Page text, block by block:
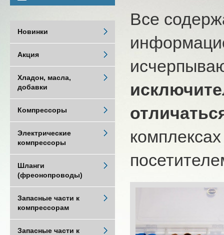
Все
Новинки
Акция
Хладон, масла,
добавки
Компрессоры
Электрические
компрессоры
Шланги
(фреонопроводы)
Запасные части к
компрессорам
Запасные части к